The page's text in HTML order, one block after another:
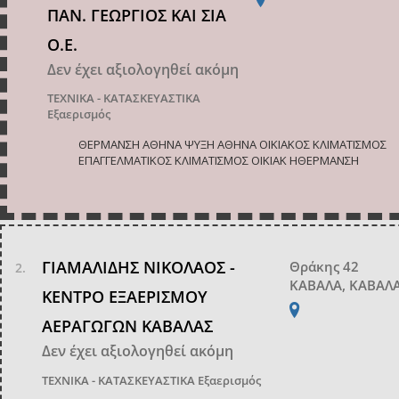
ΠΑΝ. ΓΕΩΡΓΙΟΣ ΚΑΙ ΣΙΑ
Ο.Ε.
Δεν έχει αξιολογηθεί ακόμη
ΤΕΧΝΙΚΑ - ΚΑΤΑΣΚΕΥΑΣΤΙΚΑ
Εξαερισμός
ΘΕΡΜΑΝΣΗ ΑΘΗΝΑ ΨΥΞΗ ΑΘΗΝΑ ΟΙΚΙΑΚΟΣ ΚΛΙΜΑΤΙΣΜΟΣ
ΕΠΑΓΓΕΛΜΑΤΙΚΟΣ ΚΛΙΜΑΤΙΣΜΟΣ ΟΙΚΙΑΚ ΗΘΕΡΜΑΝΣΗ
ΓΙΑΜΑΛΙΔΗΣ ΝΙΚΟΛΑΟΣ -
ΚΕΝΤΡΟ ΕΞΑΕΡΙΣΜΟΥ
ΑΕΡΑΓΩΓΩΝ ΚΑΒΑΛΑΣ
Δεν έχει αξιολογηθεί ακόμη
ΤΕΧΝΙΚΑ - ΚΑΤΑΣΚΕΥΑΣΤΙΚΑ Εξαερισμός
Θράκης 42
ΚΑΒΑΛΑ,